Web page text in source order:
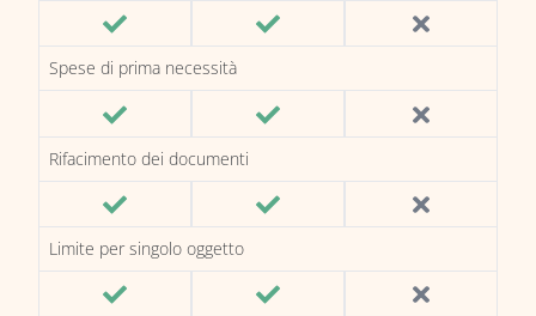
Spese di prima necessità
Rifacimento dei documenti
Limite per singolo oggetto